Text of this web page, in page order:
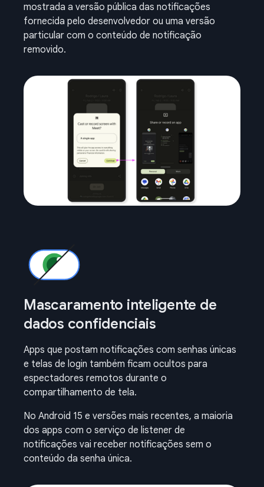
mostrada a versão pública das notificações
fornecida pelo desenvolvedor ou uma versão
particular com o conteúdo de notificação
removido.
Mascaramento inteligente de
dados confidenciais
Apps que postam notificações com senhas únicas
e telas de login também ficam ocultos para
espectadores remotos durante o
compartilhamento de tela.
No Android 15 e versões mais recentes, a maioria
dos apps com o serviço de listener de
notificações vai receber notificações sem o
conteúdo da senha única.